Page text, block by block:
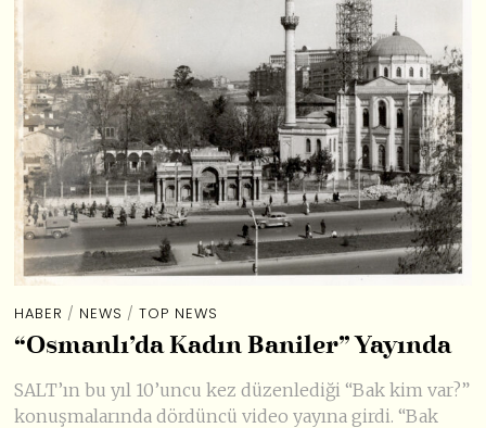
HABER / NEWS / TOP NEWS
“Osmanlı’da Kadın Baniler” Yayında
SALT’ın bu yıl 10’uncu kez düzenlediği “Bak kim var?”
konuşmalarında dördüncü video yayına girdi. “Bak